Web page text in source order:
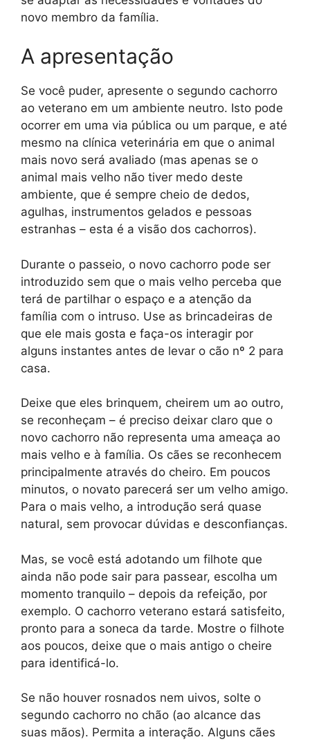
novo membro da família.
A apresentação
Se você puder, apresente o segundo cachorro
ao veterano em um ambiente neutro. Isto pode
ocorrer em uma via pública ou um parque, e até
mesmo na clínica veterinária em que o animal
mais novo será avaliado (mas apenas se o
animal mais velho não tiver medo deste
ambiente, que é sempre cheio de dedos,
agulhas, instrumentos gelados e pessoas
estranhas – esta é a visão dos cachorros).
Durante o passeio, o novo cachorro pode ser
introduzido sem que o mais velho perceba que
terá de partilhar o espaço e a atenção da
família com o intruso. Use as brincadeiras de
que ele mais gosta e faça-os interagir por
alguns instantes antes de levar o cão nº 2 para
casa.
Deixe que eles brinquem, cheirem um ao outro,
se reconheçam – é preciso deixar claro que o
novo cachorro não representa uma ameaça ao
mais velho e à família. Os cães se reconhecem
principalmente através do cheiro. Em poucos
minutos, o novato parecerá ser um velho amigo.
Para o mais velho, a introdução será quase
natural, sem provocar dúvidas e desconfianças.
Mas, se você está adotando um filhote que
ainda não pode sair para passear, escolha um
momento tranquilo – depois da refeição, por
exemplo. O cachorro veterano estará satisfeito,
pronto para a soneca da tarde. Mostre o filhote
aos poucos, deixe que o mais antigo o cheire
para identificá-lo.
Se não houver rosnados nem uivos, solte o
segundo cachorro no chão (ao alcance das
suas mãos). Permita a interação. Alguns cães